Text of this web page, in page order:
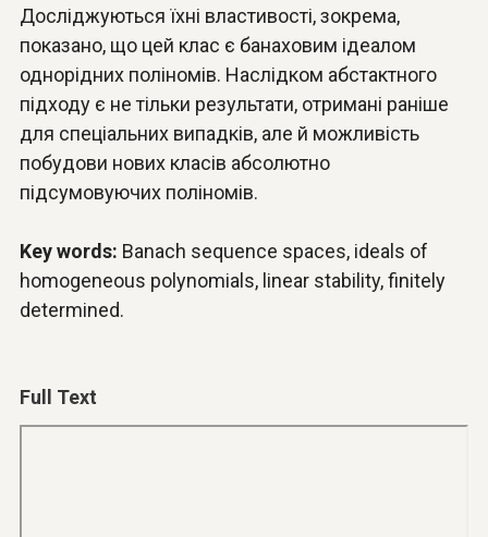
Досліджуються їхні властивості, зокрема,
показано, що цей клас є банаховим ідеалом
однорідних поліномів. Наслідком абстактного
підходу є не тільки результати, отримані раніше
для спеціальних випадків, але й можливість
побудови нових класів абсолютно
підсумовуючих поліномів.
Key words: Banach sequence spaces, ideals of
homogeneous polynomials, linear stability, finitely
determined.
Full Text